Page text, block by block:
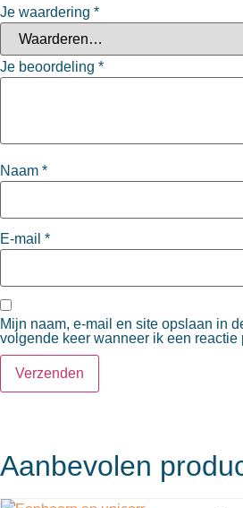
Je waardering *
Je beoordeling *
Naam *
E-mail *
Mijn naam, e-mail en site opslaan in
volgende keer wanneer ik een reactie
Aanbevolen